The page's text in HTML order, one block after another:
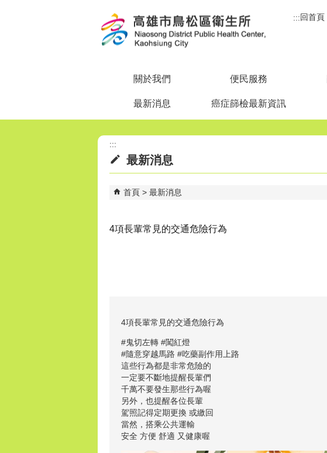
:::回首頁
關於我們 便民服務
最新消息 癌症篩檢最新資訊
:::
最新消息
首頁 最新消息
4項長輩常見的交通危險行為
4項長輩常見的交通危險行為
#鬼切左轉 #闖紅燈
#隨意穿越馬路 #吃藥副作用上路
這些行為都是非常危險的
一定要不斷地提醒長輩們
千萬不要發生那些行為喔
另外，也提醒各位長輩
駕照記得定期更換 或繳回
當然，搭乘公共運輸
安全 方便 舒適 又健康喔